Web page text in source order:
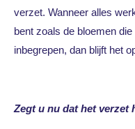
verzet. Wanneer alles
bent zoals de bloemen
inbegrepen, dan blijft het
Zegt u nu dat het verzet